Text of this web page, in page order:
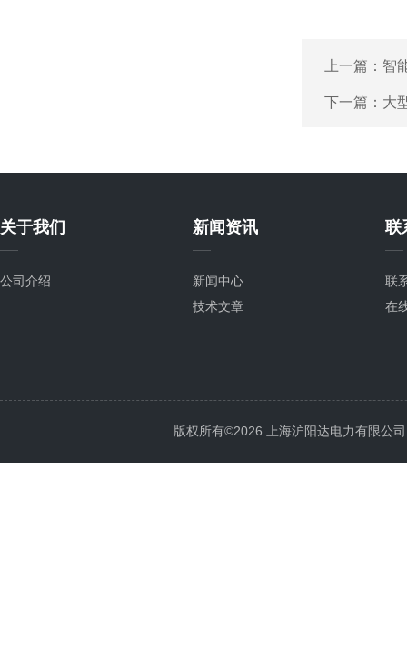
上一篇： 智
下一篇： 大
关于我们
公司介绍
新闻资讯
新闻中心
技术文章
联
联
在
版权所有©2026 上海沪阳达电力有限公